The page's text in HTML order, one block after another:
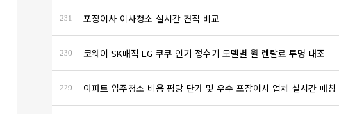
231 포장이사 이사청소 실시간 견적 비교
230 코웨이 SK매직 LG 쿠쿠 인기 정수기 모델별 월 렌탈료 투명 대조
229 아파트 입주청소 비용 평당 단가 및 우수 포장이사 업체 실시간 매칭